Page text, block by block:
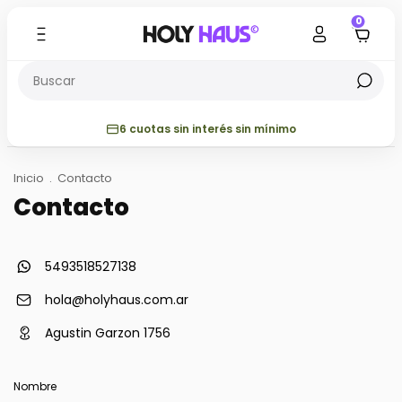
0
6 cuotas sin interés sin mínimo
Inicio . Contacto
Contacto
5493518527138
hola@holyhaus.com.ar
Agustin Garzon 1756
Nombre